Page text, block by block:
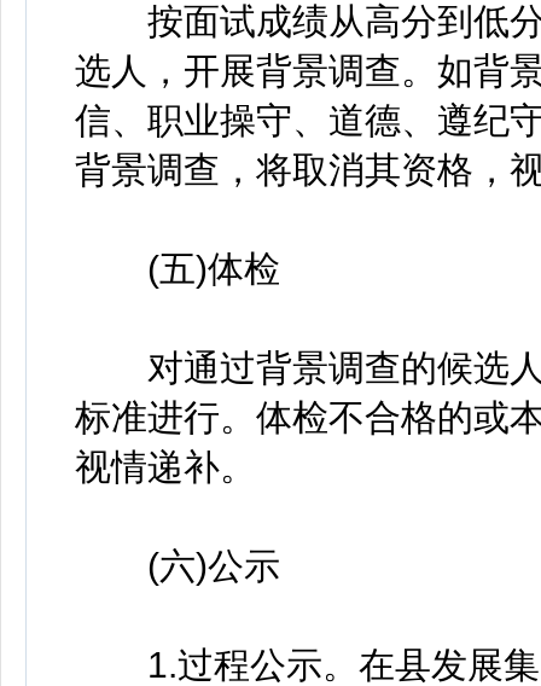
按面试成绩从高分到低分
选人，开展背景调查。如背
信、职业操守、道德、遵纪
背景调查，将取消其资格，
(五)体检
对通过背景调查的候选人
标准进行。体检不合格的或
视情递补。
(六)公示
1.过程公示。在县发展集